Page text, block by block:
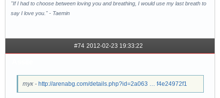
"If I had to choose between loving you and breathing, I would use my last breath to
say I love you." - Taemin
#74 2012-02-23 19:33:22
тук - http://arenabg.com/details.php?id=2a063 … f4e24972f1